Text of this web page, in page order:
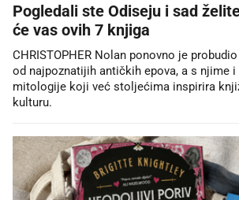
Pogledali ste Odiseju i sad
će vas ovih 7 knjiga
CHRISTOPHER Nolan ponovno je
od najpoznatijih antičkih epova, a s njime
mitologije koji već stoljećima inspirira
kulturu.